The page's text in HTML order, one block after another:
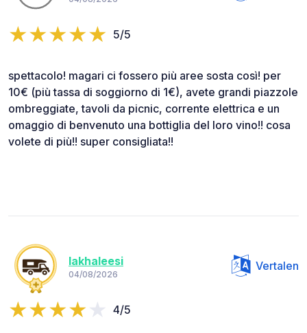
5/5
spettacolo! magari ci fossero più aree sosta così! per
10€ (più tassa di soggiorno di 1€), avete grandi piazzole
ombreggiate, tavoli da picnic, corrente elettrica e un
omaggio di benvenuto una bottiglia del loro vino!! cosa
volete di più!! super consigliata!!
lakhaleesi
04/08/2026
Vertalen
4/5